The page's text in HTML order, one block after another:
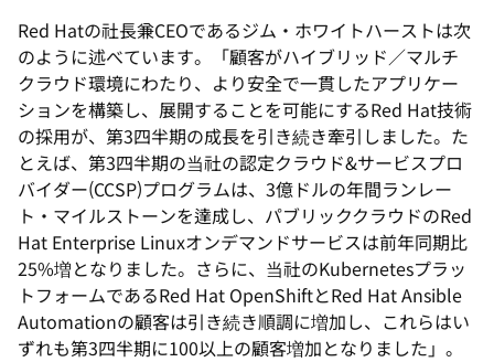
Red Hatの社長兼CEOであるジム・ホワイトハーストは次
のように述べています。「顧客がハイブリッド／マルチ
クラウド環境にわたり、より安全で一貫したアプリケー
ションを構築し、展開することを可能にするRed Hat技術
の採用が、第3四半期の成長を引き続き牽引しました。た
とえば、第3四半期の当社の認定クラウド&サービスプロ
バイダー(CCSP)プログラムは、3億ドルの年間ランレー
ト・マイルストーンを達成し、パブリッククラウドのRed
Hat Enterprise Linuxオンデマンドサービスは前年同期比
25%増となりました。さらに、当社のKubernetesプラッ
トフォームであるRed Hat OpenShiftとRed Hat Ansible
Automationの顧客は引き続き順調に増加し、これらはい
ずれも第3四半期に100以上の顧客増加となりました」。